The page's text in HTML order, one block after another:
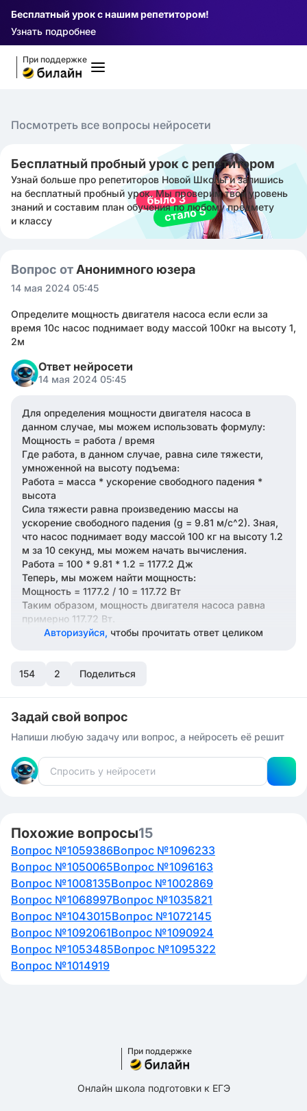
Бесплатный урок с нашим репетитором!
Узнать подробнее
При поддержке
Посмотреть все вопросы нейросети
Бесплатный пробный урок с репетитором
Узнай больше про репетиторов Новой Школы и запишись
на бесплатный пробный урок. Мы проверим твой уровень
знаний и составим план обучения по любому предмету
и классу
Вопрос от Анонимного юзера
14 мая 2024 05:45
Определите мощность двигателя насоса если если за
время 10с насос поднимает воду массой 100кг на высоту 1,
2м
Ответ нейросети
14 мая 2024 05:45
Для определения мощности двигателя насоса в
данном случае, мы можем использовать формулу:
Мощность = работа / время
Где работа, в данном случае, равна силе тяжести,
умноженной на высоту подъема:
Работа = масса * ускорение свободного падения *
высота
Сила тяжести равна произведению массы на
ускорение свободного падения (g = 9.81 м/c^2). Зная,
что насос поднимает воду массой 100 кг на высоту 1.2
м за 10 секунд, мы можем начать вычисления.
Работа = 100 * 9.81 * 1.2 = 1177.2 Дж
Теперь, мы можем найти мощность:
Мощность = 1177.2 / 10 = 117.72 Вт
Таким образом, мощность двигателя насоса равна
примерно 117.72 Вт.
Авторизуйся, чтобы прочитать ответ целиком
154 2 Поделиться
Задай свой вопрос
Напиши любую задачу или вопрос, а нейросеть её решит
Похожие вопросы15
Вопрос №1059386Вопрос №1096233
Вопрос №1050065Вопрос №1096163
Вопрос №1008135Вопрос №1002869
Вопрос №1068997Вопрос №1035821
Вопрос №1043015Вопрос №1072145
Вопрос №1092061Вопрос №1090924
Вопрос №1053485Вопрос №1095322
Вопрос №1014919
При поддержке
Онлайн школа подготовки к ЕГЭ